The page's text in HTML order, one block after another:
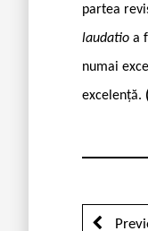
partea
laudatio a
numai
excelență.